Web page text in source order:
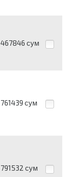
467846 сум
761439 сум
791532 сум